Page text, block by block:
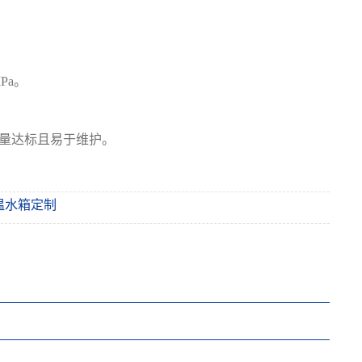
。
达标且易于维护。
箱定制